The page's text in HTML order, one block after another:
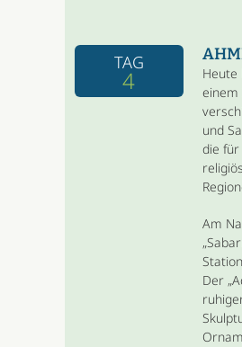
TAG
4
Heute
einem
und
die
Am
Der